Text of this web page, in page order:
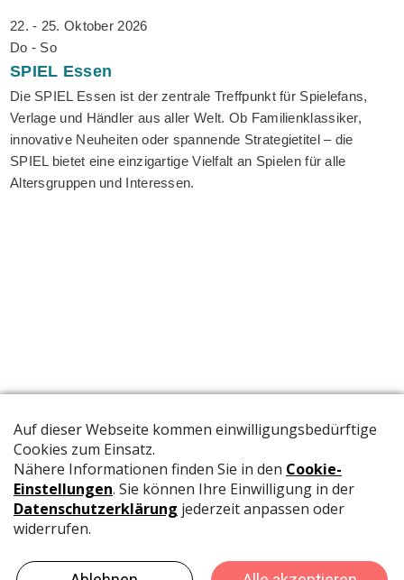
22. - 25. Oktober 2026
Do - So
SPIEL Essen
Die SPIEL Essen ist der zentrale Treffpunkt für Spielefans,
Verlage und Händler aus aller Welt. Ob Familienklassiker,
innovative Neuheiten oder spannende Strategietitel – die
SPIEL bietet eine einzigartige Vielfalt an Spielen für alle
Altersgruppen und Interessen.
Die offizielle Publikation der Schweizer Papeterien informiert
Meldungen aus der Branche.